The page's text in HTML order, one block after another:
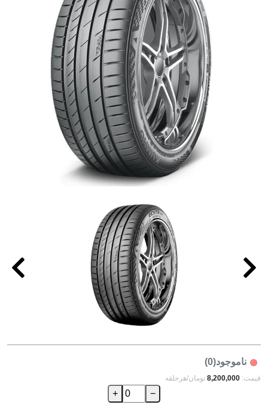
ناموجود(0)
قیمت: 8,200,000 تومان/هرحلقه
−
+